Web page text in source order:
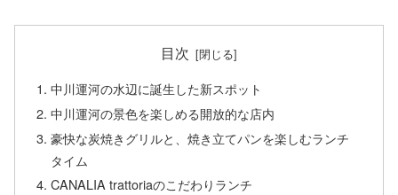
目次
中川運河の水辺に誕生した新スポット
中川運河の景色を楽しめる開放的な店内
豪快な炭焼きグリルと、焼き立てパンを楽しむランチ
タイム
CANALIA trattoriaのこだわりランチ